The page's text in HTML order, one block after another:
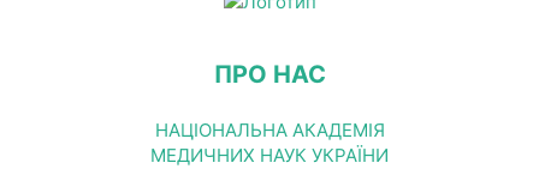
ПРО НАС
НАЦІОНАЛЬНА АКАДЕМІЯ
МЕДИЧНИХ НАУК УКРАЇНИ